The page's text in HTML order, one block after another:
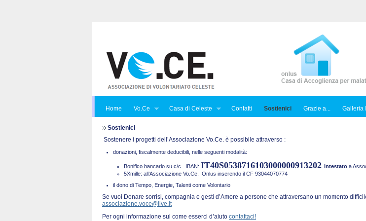
Home Vo.Ce Casa di Celeste Contatti Sostienici Grazie a... Galleria
Sostienici
Sostenere i progetti dell’Associazione Vo.Ce. è possibile attraverso :
donazioni, fiscalmente deducibili, nelle seguenti modalità:
Bonifico bancario su c/c IBAN: IT40S0538716103000000913202 intestato a
5Xmille: all’Associazione Vo.Ce. Onlus inserendo il CF 93044070774
il dono di Tempo, Energie, Talenti come Volontario
Se vuoi Donare sorrisi, compagnia e gesti d’Amore a persone che attraversano un momento
associazione.voce@live.it
Per ogni informazione sul come esserci d’aiuto contattaci!